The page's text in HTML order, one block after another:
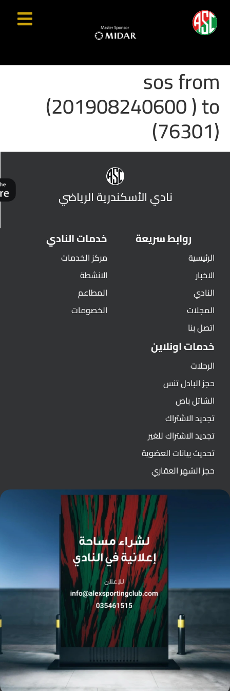
sos from
(201908240600 ) to
(76301)
نادي الأسكندرية الرياضي
روابط سريعة
الرئيسية
الاخبار
النادي
المجلات
اتصل بنا
خدمات النادي
مركز الخدمات
الانشطة
المطاعم
الخصومات
خدمات اونلاين
الرحلات
حجز البادل تنس
الشاتل باص
تجديد الاشتراك
تجديد الاشتراك للغير
تحديث بيانات العضوية
حجز الشهر العقاري